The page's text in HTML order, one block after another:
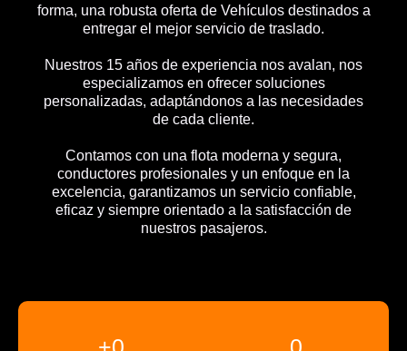
forma, una robusta oferta de Vehículos destinados a
entregar el mejor servicio de traslado.
Nuestros 15 años de experiencia nos avalan, nos
especializamos en ofrecer soluciones
personalizadas, adaptándonos a las necesidades
de cada cliente.
Contamos con una flota moderna y segura,
conductores profesionales y un enfoque en la
excelencia, garantizamos un servicio confiable,
eficaz y siempre orientado a la satisfacción de
nuestros pasajeros.